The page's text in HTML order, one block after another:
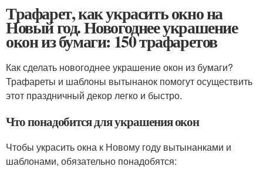
Трафарет, как украсить окно на
Новый год. Новогоднее украшение
окон из бумаги: 150 трафаретов
Как сделать новогоднее украшение окон из бумаги?
Трафареты и шаблоны вытынанок помогут осуществить
этот праздничный декор легко и быстро.
Что понадобится для украшения окон
Чтобы украсить окна к Новому году вытынанками и
шаблонами, обязательно понадобятся: